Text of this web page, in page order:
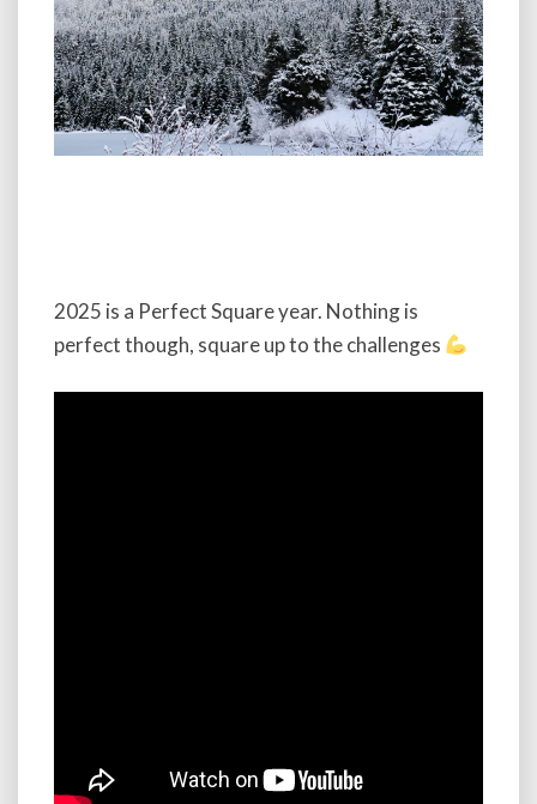
2025 is a Perfect Square year. Nothing is
perfect though, square up to the challenges